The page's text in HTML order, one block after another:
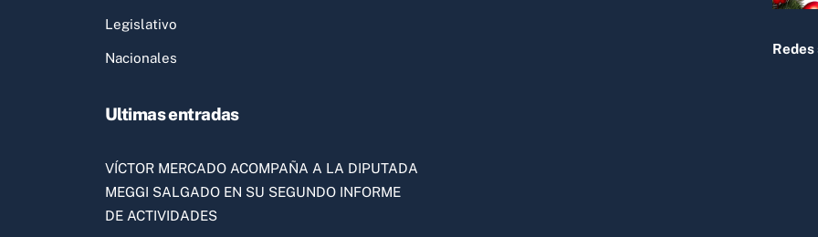
Legislativo
Nacionales
Ultimas entradas
VÍCTOR MERCADO ACOMPAÑA A LA DIPUTADA
MEGGI SALGADO EN SU SEGUNDO INFORME
DE ACTIVIDADES